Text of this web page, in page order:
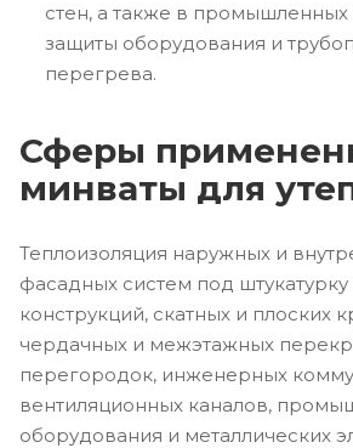
стен, а также в промышленных
защиты оборудования и
перегрева.
Сферы
минваты для
Теплоизоляция наружных и
фасадных систем под
конструкций, скатных и плоских
чердачных и межэтажных
перегородок, инженерных
вентиляционных каналов,
оборудования и металлических